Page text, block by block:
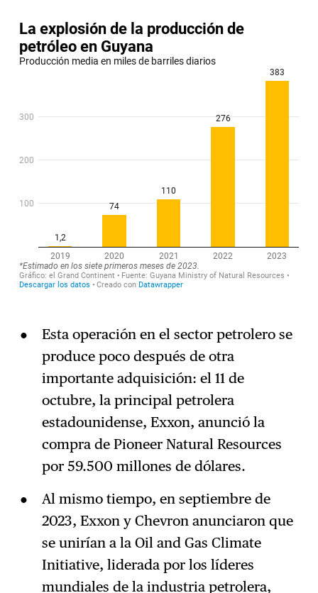
Esta operación en el sector petrolero se
produce poco después de otra
importante adquisición: el 11 de
octubre, la principal petrolera
estadounidense, Exxon, anunció la
compra de Pioneer Natural Resources
por 59.500 millones de dólares.
Al mismo tiempo, en septiembre de
2023, Exxon y Chevron anunciaron que
se unirían a la Oil and Gas Climate
Initiative, liderada por los líderes
mundiales de la industria petrolera,